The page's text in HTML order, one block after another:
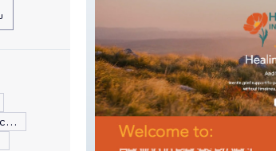
Дизайн продвинутого сайта